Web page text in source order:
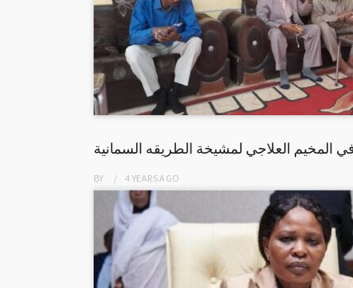
المخيم العلاجي لمشيخة الطريقه السمانية
BY 4 YEARSAGO